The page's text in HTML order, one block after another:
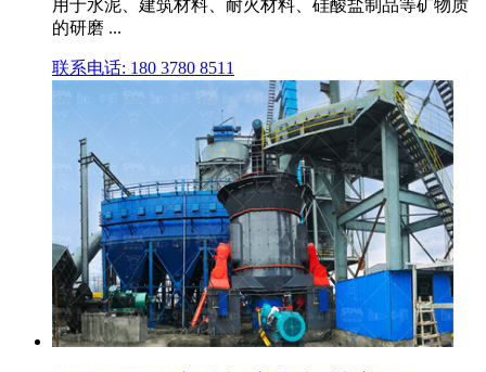
用于水泥、建筑材料、耐火材料、硅酸盐制品等矿物质
的研磨 ...
联系电话: 180 3780 8511